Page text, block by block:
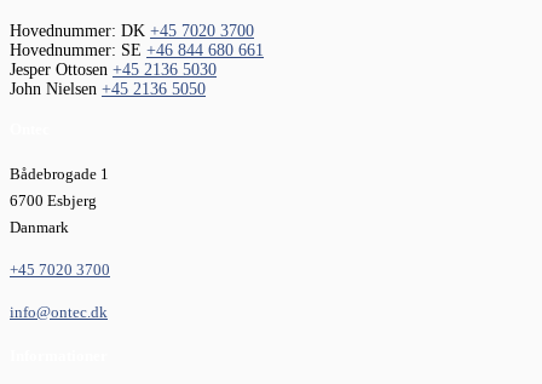
Hovednummer: DK +45 7020 3700
Hovednummer: SE +46 844 680 661
Jesper Ottosen +45 2136 5030
John Nielsen +45 2136 5050
Bådebrogade 1
6700 Esbjerg
Danmark
+45 7020 3700
info@ontec.dk